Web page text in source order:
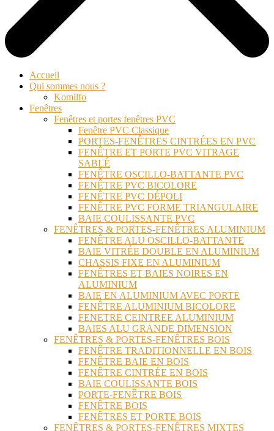
Accueil
Qui sommes nous ?
Komilfo
Fenêtres
Fenêtres et portes fenêtres PVC
Fenêtre PVC Classique
PORTES-FENÊTRES CINTRÉES EN PVC
FENÊTRE ET PORTE PVC VITRAGE
SABLÉ
FENÊTRE OSCILLO-BATTANTE PVC
FENÊTRE PVC BICOLORE
FENÊTRE PVC DÉPOLI
FENÊTRE PVC FORME TRIANGULAIRE
BAIE COULISSANTE PVC
FENÊTRES & PORTES-FENÊTRES ALUMINIUM
FENÊTRE ALU OSCILLO-BATTANTE
BAIE VITRÉE DOUBLE EN ALUMINIUM
CHASSIS FIXE EN ALUMINIUM
FENÊTRES ET BAIES NOIRES EN
ALUMINIUM
BAIE EN ALUMINIUM AVEC PORTE
FENÊTRE ALUMINIUM BICOLORE
FENETRE CEINTREE ALUMINIUM
BAIES ALU GRANDE DIMENSION
FENÊTRES & PORTES-FENÊTRES BOIS
FENÊTRE TRADITIONNELLE EN BOIS
FENÊTRE BAIE EN BOIS
FENÊTRE CINTRÉE EN BOIS
BAIE COULISSANTE BOIS
PORTE-FENÊTRE BOIS
FENÊTRE BOIS
FENÊTRES ET PORTE BOIS
FENÊTRES & PORTES-FENÊTRES MIXTES